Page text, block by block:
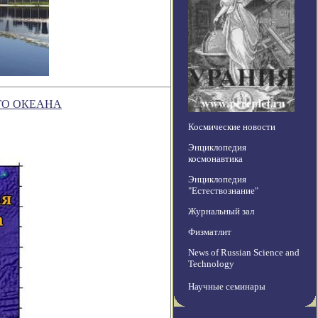
ОКЕАНА
Космические новости
Энциклопедия
космонавтика
Энциклопедия
"Естествознание"
Журнальный зал
Физматлит
News of Russian Science and
Technology
Научные семинары